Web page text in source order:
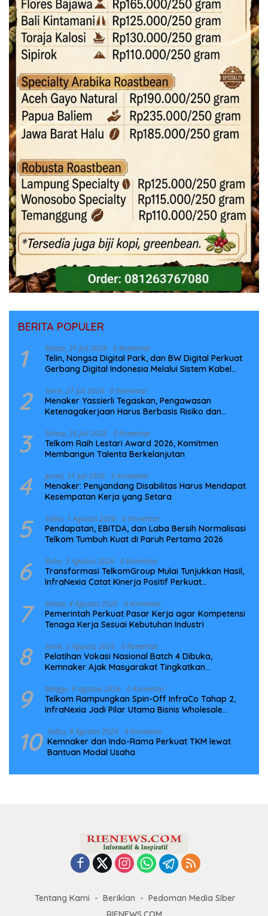
BERITA POPULER
1 Selasa, 21 Juli 2026 0 Komentar
Telin, Nongsa Digital Park, dan BW Digital Perkuat
Gerbang Digital Indonesia Melalui Sistem Kabel
2 Senin, 27 Juli 2026 0 Komentar
Menaker Yassierli Tegaskan, Pengawasan
Ketenagakerjaan Harus Berbasis Risiko dan
3 Selasa, 28 Juli 2026 0 Komentar
Telkom Raih Lestari Award 2026, Komitmen
Membangun Talenta Berkelanjutan
4 Jumat, 31 Juli 2026 0 Komentar
Menaker: Penyandang Disabilitas Harus Mendapat
Kesempatan Kerja yang Setara
5 Sabtu, 1 Agustus 2026 0 Komentar
Pendapatan, EBITDA, dan Laba Bersih Normalisasi
Telkom Tumbuh Kuat di Paruh Pertama 2026
6 Rabu, 5 Agustus 2026 0 Komentar
Transformasi TelkomGroup Mulai Tunjukkan Hasil,
InfraNexia Catat Kinerja Positif Perkuat
7 Selasa, 4 Agustus 2026 0 Komentar
Pemerintah Perkuat Pasar Kerja agar Kompetensi
Tenaga Kerja Sesuai Kebutuhan Industri
8 Senin, 3 Agustus 2026 0 Komentar
Pelatihan Vokasi Nasional Batch 4 Dibuka,
Kemnaker Ajak Masyarakat Tingkatkan
9 Minggu, 9 Agustus 2026 0 Komentar
Telkom Rampungkan Spin-Off InfraCo Tahap 2,
InfraNexia Jadi Pilar Utama Bisnis Wholesale
10 Sabtu, 8 Agustus 2026 0 Komentar
Kemnaker dan Indo-Rama Perkuat TKM lewat
Bantuan Modal Usaha
Tentang Kami Beriklan
Pedoman Media Siber